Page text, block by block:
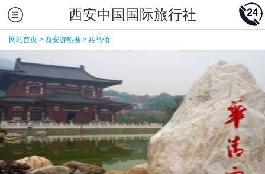
西安中国国际旅行社
网站首页 > 西安游热推 > 兵马俑